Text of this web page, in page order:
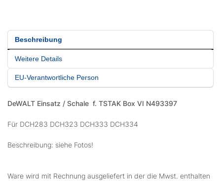
Beschreibung
Weitere Details
EU-Verantwortliche Person
DeWALT Einsatz / Schale f. TSTAK Box VI N493397
Für DCH283 DCH323 DCH333 DCH334
Beschreibung: siehe Fotos!
Ware wird mit Rechnung ausgeliefert in der die Mwst. enthalten